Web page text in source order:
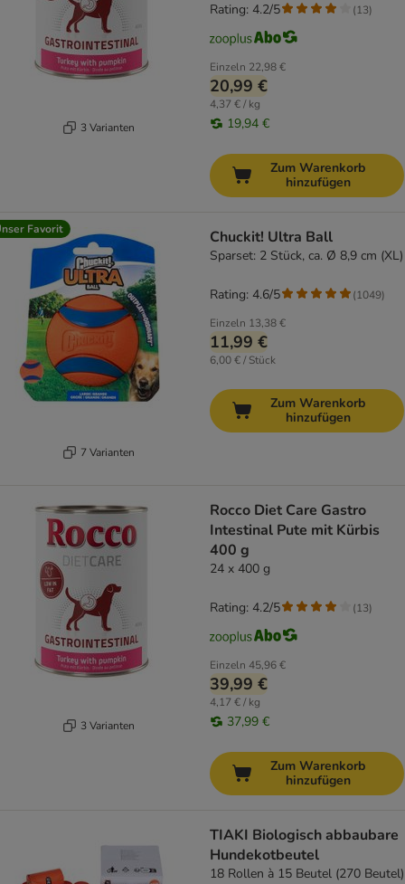
3 Varianten
Einzeln 22,98 €
20,99 €
4,37 € / kg
19,94 €
Rating: 4.2/5 (13)
Zum Warenkorb
hinzufügen
Favorit
7 Varianten
Chuckit! Ultra Ball
Sparset: 2 Stück, ca. Ø 8,9 cm (XL)
Einzeln 13,38 €
11,99 €
6,00 € / Stück
Rating: 4.6/5 (1049)
Zum Warenkorb
hinzufügen
3 Varianten
Rocco Diet Care Gastro
Intestinal Pute mit Kürbis
400 g
24 x 400 g
Einzeln 45,96 €
39,99 €
4,17 € / kg
37,99 €
Rating: 4.2/5 (13)
Zum Warenkorb
hinzufügen
TIAKI Biologisch abbaubare
Hundekotbeutel
18 Rollen à 15 Beutel (270 Beutel)